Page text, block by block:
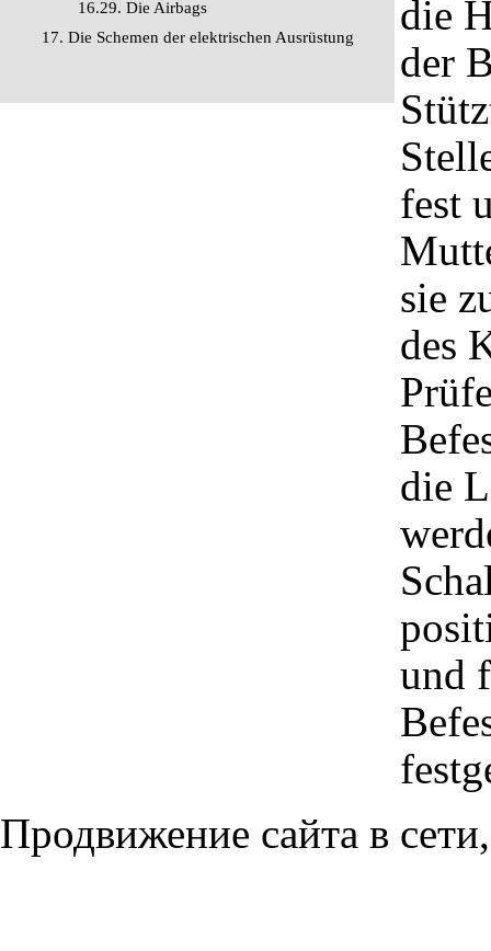
16.29. Die Airbags
17. Die Schemen der elektrischen Ausrüstung
die
der
fest
sie
des
die
und
Продвижение сайта в